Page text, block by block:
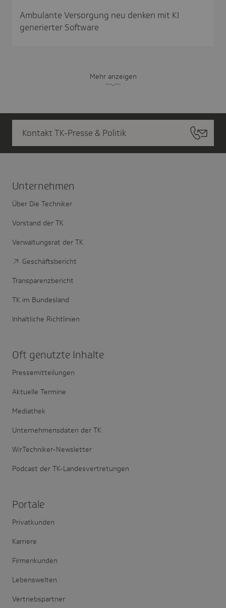
Ambulante Versorgung neu denken mit KI
generierter Software
Mehr anzeigen
Kontakt TK-Presse & Politik
Unter­nehmen
Über Die Techniker
Vorstand der TK
Verwaltungsrat der TK
Geschäftsbericht
Transparenzbericht
TK im Bundesland
Inhaltliche Richtlinien
Oft genutzte Inhalte
Pressemitteilungen
Aktuelle Termine
Mediathek
Unternehmensdaten der TK
WirTechniker-Newsletter
Podcast der TK-Landesvertretungen
Portale
Privatkunden
Karriere
Firmenkunden
Lebenswelten
Vertriebspartner